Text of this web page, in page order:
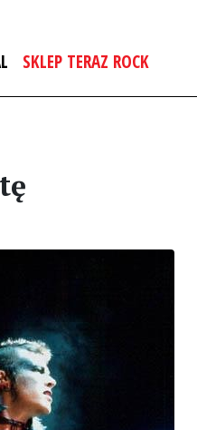
SKLEP TERAZ ROCK